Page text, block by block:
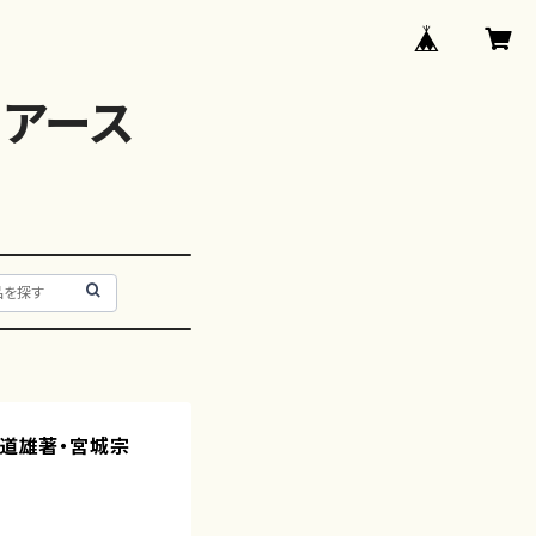
ース
雄著・宮城宗